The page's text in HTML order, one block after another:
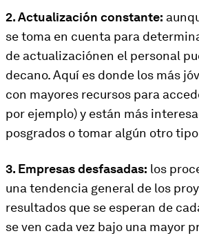
2. Actualización constante:
se toma en cuenta para
de actualizaciónen el personal
decano. Aquí es donde los más
con mayores recursos para
por ejemplo) y están más
posgrados o tomar algún otro
3. Empresas desfasadas: los
una tendencia general de los
resultados que se esperan de
se ven cada vez bajo una mayor